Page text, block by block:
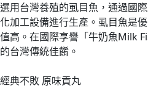
選用台灣養殖的虱目魚，通過國
化加工設備進行生產。虱目魚是
值高。在國際享譽「牛奶魚Milk
的台灣傳統佳餚。
經典不敗 原味貢丸